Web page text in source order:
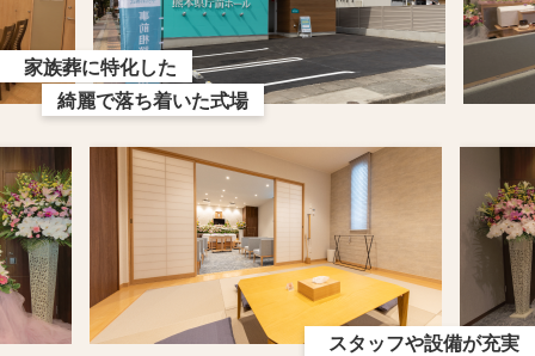
家族葬に特化した
綺麗で落ち着いた式場
スタッフや設備が充実